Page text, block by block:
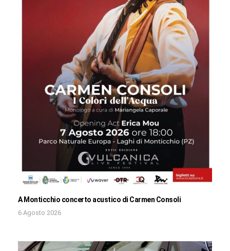
A Monticchio concerto acustico di Carmen Consoli
6 Agosto 2026